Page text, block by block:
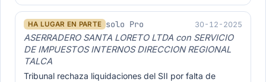
HA LUGAR EN PARTE solo Pro 30-12-2025
ASERRADERO SANTA LORETO LTDA con SERVICIO
DE IMPUESTOS INTERNOS DIRECCION REGIONAL
TALCA
Tribunal rechaza liquidaciones del SII por falta de